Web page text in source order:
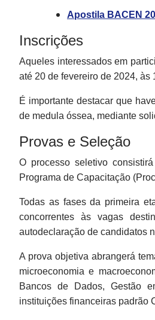
Apostila BACEN
Inscrições
Aqueles interessados em
até 20 de fevereiro de 2024, às
É importante destacar que
de medula óssea, mediante
Provas e Seleção
O processo seletivo
Programa de Capacitação
Todas as fases da primeira
concorrentes às vagas
autodeclaração de candidatos
A prova objetiva abrangerá
microeconomia e
Bancos de Dados, Gestão
instituições financeiras padrão